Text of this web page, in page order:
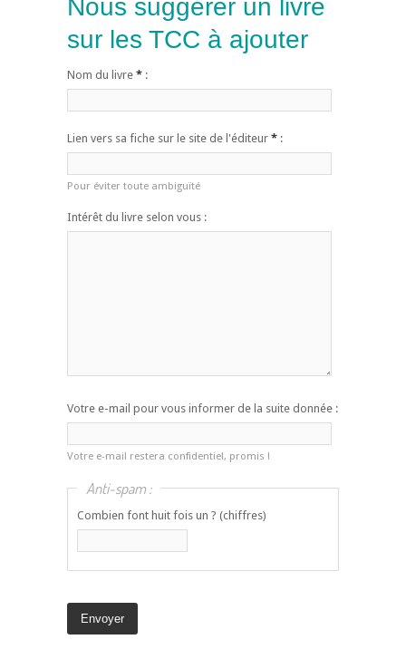
Nous suggérer un livre
sur les TCC à ajouter
Nom du livre * :
Lien vers sa fiche sur le site de l'éditeur * :
Pour éviter toute ambiguïté
Intérêt du livre selon vous :
Votre e-mail pour vous informer de la suite donnée :
Votre e-mail restera confidentiel, promis !
Anti-spam :
Combien font huit fois un ? (chiffres)